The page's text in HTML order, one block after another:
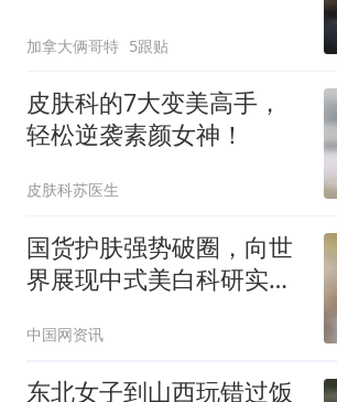
加拿大俩哥特 5跟贴
皮肤科的7大变美高手，
轻松逆袭素颜女神！
皮肤科苏医生
国货护肤强势破圈，向世
界展现中式美白科研实力
中国网资讯
东北女子到山西玩错过饭